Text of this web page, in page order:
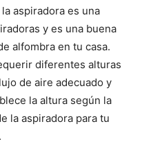
aspiradora es una
y es una buena
alfombra en tu casa.
diferentes alturas
de aire adecuado y
la altura según la
la aspiradora para tu